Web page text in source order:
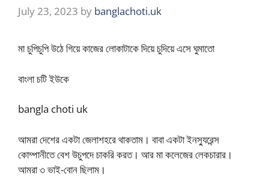
July 23, 2023 by banglachoti.uk
মা চুপিচুপি উঠে গিয়ে কাজের লোকাটাকে দিয়ে চুদিয়ে এসে ঘুমাতো
বাংলা চটি ইউকে
bangla choti uk
আমরা দেশের একটা জেলাশহরে থাকতাম। বাবা একটা ইনস্যুরেন্স
কোম্পানীতে বেশ উচুপদে চাকরি করত। আর মা কলেজের লেকচারার।
আমরা ৩ ভাই-বোন ছিলাম।